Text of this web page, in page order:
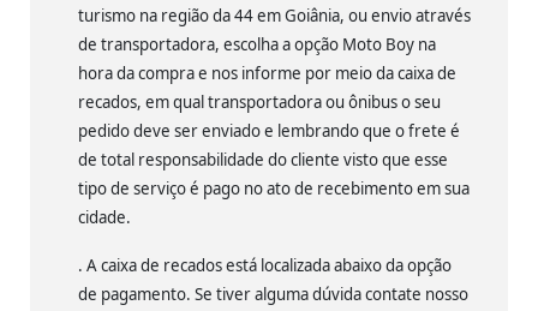
turismo na região da 44 em Goiânia, ou envio através
de transportadora, escolha a opção Moto Boy na
hora da compra e nos informe por meio da caixa de
recados, em qual transportadora ou ônibus o seu
pedido deve ser enviado e lembrando que o frete é
de total responsabilidade do cliente visto que esse
tipo de serviço é pago no ato de recebimento em sua
cidade.
. A caixa de recados está localizada abaixo da opção
de pagamento. Se tiver alguma dúvida contate nosso